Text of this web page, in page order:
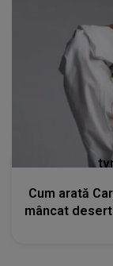
Cum arată
mâncat